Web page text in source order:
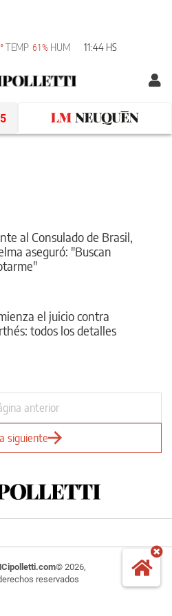
TEMP 61% HUM 11:44 HS
al Consulado de Brasil,
aseguró: "Buscan
el juicio contra
todos los detalles
anterior
siguiente
© 2026,
reservados